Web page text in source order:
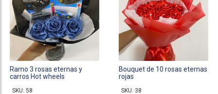
Ramo 3 rosas eternas y
carros Hot wheels
SKU: 58
Bouquet de 10 rosas eternas
rojas
SKU: 38